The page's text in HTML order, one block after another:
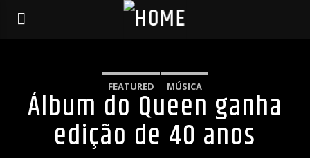
FEATURED MÚSICA
Álbum do Queen ganha
edição de 40 anos